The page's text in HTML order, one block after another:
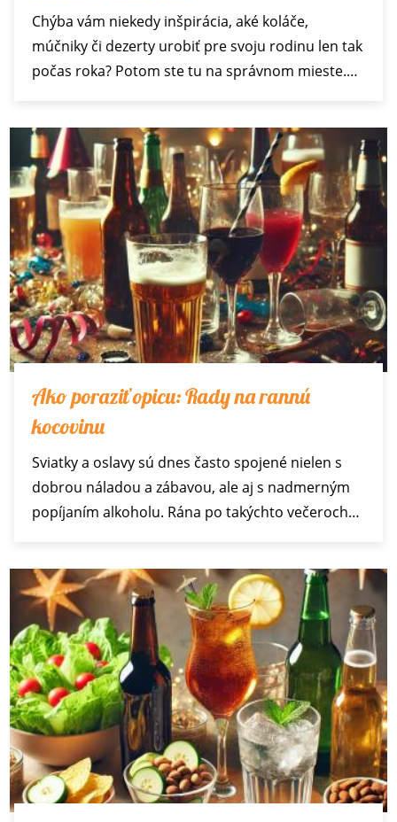
Chýba vám niekedy inšpirácia, aké koláče,
múčniky či dezerty urobiť pre svoju rodinu len tak
počas roka? Potom ste tu na správnom mieste.…
Ako poraziť opicu: Rady na rannú
kocovinu
Sviatky a oslavy sú dnes často spojené nielen s
dobrou náladou a zábavou, ale aj s nadmerným
popíjaním alkoholu. Rána po takýchto večeroch…